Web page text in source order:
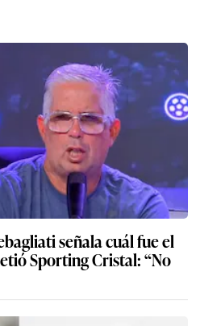
señala cuál fue el
Sporting Cristal: “No